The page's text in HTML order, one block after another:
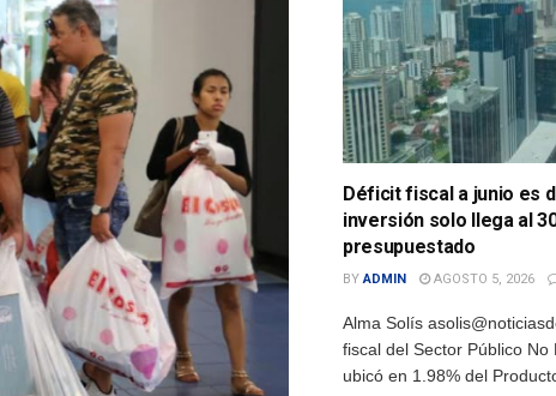
Déficit fiscal a junio es
inversión solo llega al
presupuestado
BY ADMIN AGOSTO 5, 2026
Alma Solís
fiscal del Sector Público
ubicó en 1.98% del